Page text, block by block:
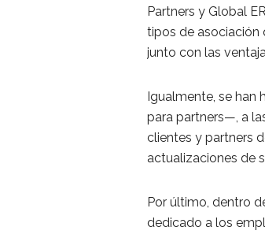
Partners y Global
tipos de asociación
junto con las
Igualmente, se han
para partners—, a
clientes y partners
actualizaciones de
Por último, dentro
dedicado a los